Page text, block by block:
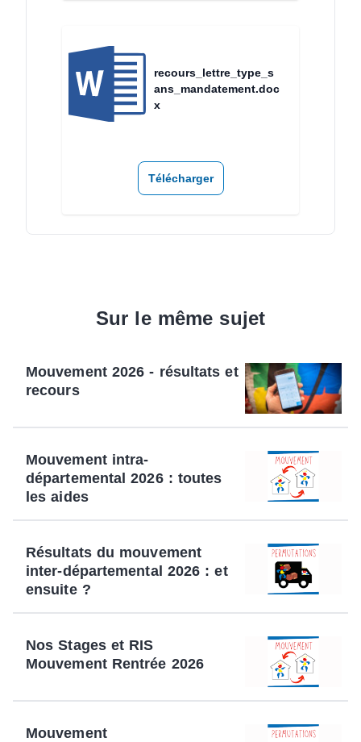
recours_lettre_type_s
ans_mandatement.doc
x
Télécharger
Sur le même sujet
Mouvement 2026 - résultats et
recours
Mouvement intra-
départemental 2026 : toutes
les aides
Résultats du mouvement
inter-départemental 2026 : et
ensuite ?
Nos Stages et RIS
Mouvement Rentrée 2026
Mouvement